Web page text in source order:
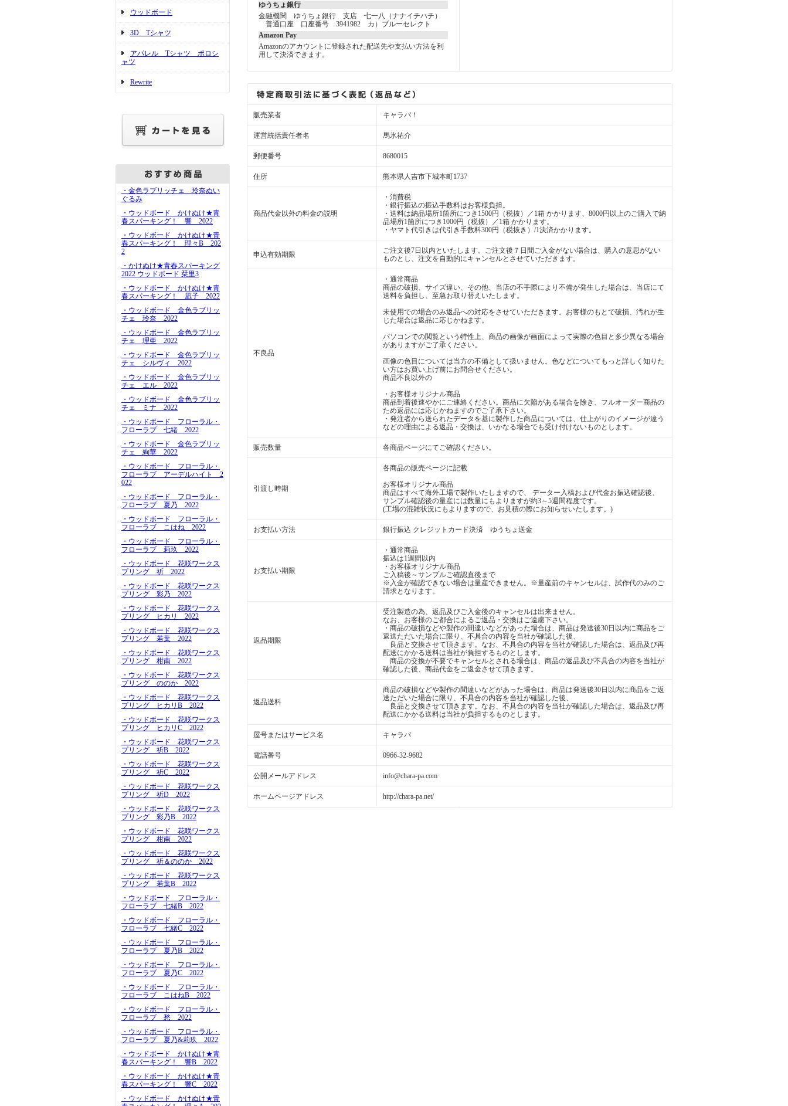
ウッドボード
3D Tシャツ
アパレル Tシャツ ポロシ
ャツ
Rewrite
・金色ラブリッチェ 玲奈ぬい
ぐるみ
・ウッドボード かけぬけ★青
春スパーキング！ 響 2022
・ウッドボード かけぬけ★青
春スパーキング！ 理々B 202
2
・かけぬけ★青春スパーキング
2022 ウッドボード 栞里3
・ウッドボード かけぬけ★青
春スパーキング！ 凪子 2022
・ウッドボード 金色ラブリッ
チェ 玲奈 2022
・ウッドボード 金色ラブリッ
チェ 理亜 2022
・ウッドボード 金色ラブリッ
チェ シルヴィ 2022
・ウッドボード 金色ラブリッ
チェ エル 2022
・ウッドボード 金色ラブリッ
チェ ミナ 2022
・ウッドボード フローラル・
フローラブ 七緒 2022
・ウッドボード 金色ラブリッ
チェ 絢華 2022
・ウッドボード フローラル・
フローラブ アーデルハイト 2
022
・ウッドボード フローラル・
フローラブ 夏乃 2022
・ウッドボード フローラル・
フローラブ こはね 2022
・ウッドボード フローラル・
フローラブ 莉玖 2022
・ウッドボード 花咲ワークス
プリング 祈 2022
・ウッドボード 花咲ワークス
プリング 彩乃 2022
・ウッドボード 花咲ワークス
プリング ヒカリ 2022
・ウッドボード 花咲ワークス
プリング 若葉 2022
・ウッドボード 花咲ワークス
プリング 柑南 2022
・ウッドボード 花咲ワークス
プリング ののか 2022
・ウッドボード 花咲ワークス
プリング ヒカリB 2022
・ウッドボード 花咲ワークス
プリング ヒカリC 2022
・ウッドボード 花咲ワークス
プリング 祈B 2022
・ウッドボード 花咲ワークス
プリング 祈C 2022
・ウッドボード 花咲ワークス
プリング 祈D 2022
・ウッドボード 花咲ワークス
プリング 彩乃B 2022
・ウッドボード 花咲ワークス
プリング 柑南 2022
・ウッドボード 花咲ワークス
プリング 祈＆ののか 2022
・ウッドボード 花咲ワークス
プリング 若葉B 2022
・ウッドボード フローラル・
フローラブ 七緒B 2022
・ウッドボード フローラル・
フローラブ 七緒C 2022
・ウッドボード フローラル・
フローラブ 夏乃B 2022
・ウッドボード フローラル・
フローラブ 夏乃C 2022
・ウッドボード フローラル・
フローラブ こはねB 2022
・ウッドボード フローラル・
フローラブ 愁 2022
・ウッドボード フローラル・
フローラブ 夏乃&莉玖 2022
・ウッドボード かけぬけ★青
春スパーキング！ 響B 2022
・ウッドボード かけぬけ★青
春スパーキング！ 響C 2022
・ウッドボード かけぬけ★青
ゆうちょ銀行
金融機関 ゆうちょ銀行 支店 七一八（ナナイチハチ）
普通口座 口座番号 3941982 カ）ブルーセレクト
Amazon Pay
Amazonのアカウントに登録された配送先や支払い方法を利
用して決済できます。
販売業者 キャラパ！
運営統括責任者名 馬氷祐介
郵便番号 8680015
住所 熊本県人吉市下城本町1737
商品代金以外の料金の説明
・消費税
・銀行振込の振込手数料はお客様負担。
・送料は納品場所1箇所につき1500円（税抜）／1箱 かかります、8000円以上のご購入で納
品場所1箇所につき1000円（税抜）／1箱 かかります。
・ヤマト代引きは代引き手数料300円（税抜き）/1決済かかります。
申込有効期限
ご注文後7日以内といたします。ご注文後７日間ご入金がない場合は、購入の意思がない
ものとし、注文を自動的にキャンセルとさせていただきます。
不良品
・通常商品
商品の破損、サイズ違い、その他、当店の不手際により不備が発生した場合は、当店にて
送料を負担し、至急お取り替えいたします。
未使用での場合のみ返品への対応をさせていただきます。お客様のもとで破損、汚れが生
じた場合は返品に応じかねます。
パソコンでの閲覧という特性上、商品の画像が画面によって実際の色目と多少異なる場合
がありますがご了承ください。
画像の色目については当方の不備として扱いません。色などについてもっと詳しく知りた
い方はお買い上げ前にお問合せください。
商品不良以外の
・お客様オリジナル商品
商品到着後速やかにご連絡ください。商品に欠陥がある場合を除き、フルオーダー商品の
ため返品には応じかねますのでご了承下さい。
・発注者から送られたデータを基に製作した商品については、仕上がりのイメージが違う
などの理由による返品・交換は、いかなる場合でも受け付けないものとします。
販売数量 各商品ページにてご確認ください。
引渡し時期
各商品の販売ページに記載
お客様オリジナル商品
商品はすべて海外工場で製作いたしますので、 データー入稿および代金お振込確認後、
サンプル確認後の量産には数量にもよりますが約3～5週間程度です。
(工場の混雑状況にもよりますので、お見積の際にお知らせいたします。)
お支払い方法 銀行振込 クレジットカード決済 ゆうちょ送金
お支払い期限
・通常商品
振込は1週間以内
・お客様オリジナル商品
ご入稿後～サンプルご確認直後まで
※入金が確認できない場合は量産できません。※量産前のキャンセルは、試作代のみのご
請求となります。
返品期限
受注製造の為、返品及びご入金後のキャンセルは出来ません。
なお、お客様のご都合によるご返品・交換はご遠慮下さい。
・商品の破損などや製作の間違いなどがあった場合は、商品は発送後30日以内に商品をご
返送ただいた場合に限り、不具合の内容を当社が確認した後、
良品と交換させて頂きます。なお、不具合の内容を当社が確認した場合は、返品及び再
配送にかかる送料は当社が負担するものとします。
商品の交換が不要でキャンセルとされる場合は、商品の返品及び不具合の内容を当社が
確認した後、商品代金をご返金させて頂きます。
返品送料
商品の破損などや製作の間違いなどがあった場合は、商品は発送後30日以内に商品をご返
送ただいた場合に限り、不具合の内容を当社が確認した後、
良品と交換させて頂きます。なお、不具合の内容を当社が確認した場合は、返品及び再
配送にかかる送料は当社が負担するものとします。
屋号またはサービス名 キャラパ
電話番号 0966-32-9682
公開メールアドレス info@chara-pa.com
ホームページアドレス http://chara-pa.net/